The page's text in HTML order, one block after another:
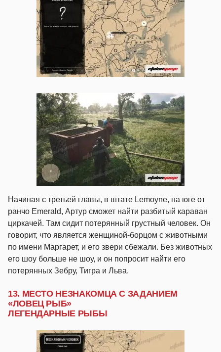
Начиная с третьей главы, в штате Lemoyne, на юге от
ранчо Emerald, Артур сможет найти разбитый караван
циркачей. Там сидит потерянный грустный человек. Он
говорит, что является женщиной-борцом с животными
по имени Маргарет, и его звери сбежали. Без животных
его шоу больше не шоу, и он попросит найти его
потерянных Зебру, Тигра и Льва.
13. МЕСТО НЕЗНАКОМЦА С ЗАДАНИЕМ
«ЛОВЕЦ РЫБ»
ЛЕГЕНДАРНЫЕ РЫБЫ